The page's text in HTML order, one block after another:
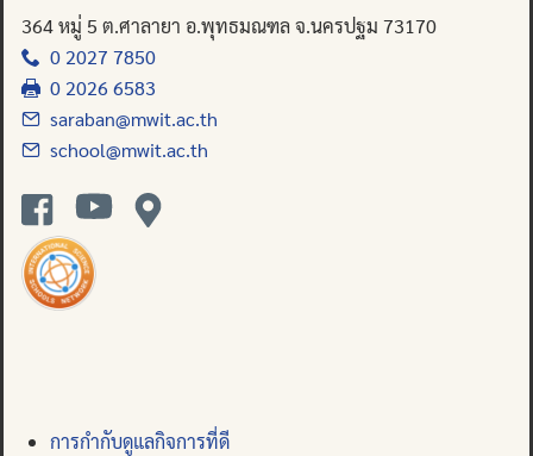
364 หมู่ 5 ต.ศาลายา อ.พุทธมณฑล จ.นครปฐม 73170
0 2027 7850
0 2026 6583
saraban@mwit.ac.th
school@mwit.ac.th
การกำกับดูแลกิจการที่ดี